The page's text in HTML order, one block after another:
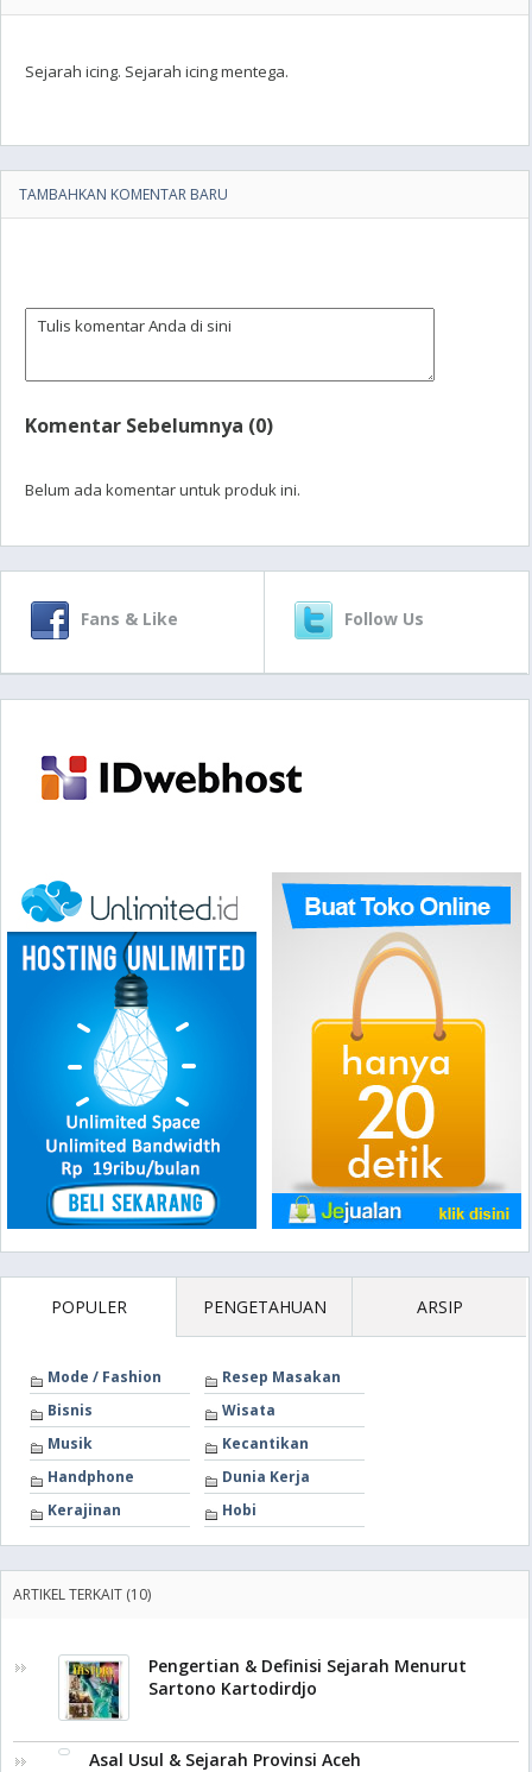
Sejarah icing. Sejarah icing mentega.
TAMBAHKAN KOMENTAR BARU
Komentar Sebelumnya (0)
Belum ada komentar untuk produk ini.
Fans & Like Follow Us
POPULER PENGETAHUAN ARSIP
Mode / Fashion
Resep Masakan
Bisnis
Wisata
Musik
Kecantikan
Handphone
Dunia Kerja
Kerajinan
Hobi
ARTIKEL TERKAIT (10)
Pengertian & Definisi Sejarah Menurut
Sartono Kartodirdjo
Asal Usul & Sejarah Provinsi Aceh